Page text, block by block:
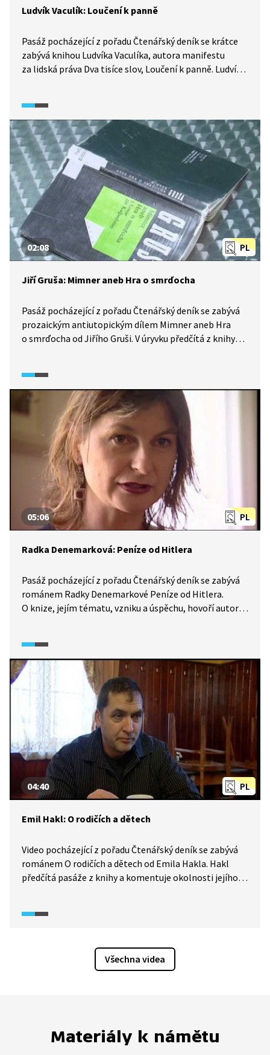
Ludvík Vaculík: Loučení k panně
Pasáž pocházející z pořadu Čtenářský deník se krátce
zabývá knihou Ludvíka Vaculíka, autora manifestu
za lidská práva Dva tisíce slov, Loučení k panně. Ludvík
PL
02:08
Jiří Gruša: Mimner aneb Hra o smrďocha
Pasáž pocházející z pořadu Čtenářský deník se zabývá
prozaickým antiutopickým dílem Mimner aneb Hra
o smrďocha od Jiřího Gruši. V úryvku předčítá z knihy
PL
05:06
Radka Denemarková: Peníze od Hitlera
Pasáž pocházející z pořadu Čtenářský deník se zabývá
románem Radky Denemarkové Peníze od Hitlera.
O knize, jejím tématu, vzniku a úspěchu, hovoří autorka
životních situacích lidí, a o svém způsobu práce.
PL
04:40
Emil Hakl: O rodičích a dětech
Video pocházející z pořadu Čtenářský deník se zabývá
románem O rodičích a dětech od Emila Hakla. Hakl
předčítá pasáže z knihy a komentuje okolnosti jejího
Všechna videa
Materiály k námětu